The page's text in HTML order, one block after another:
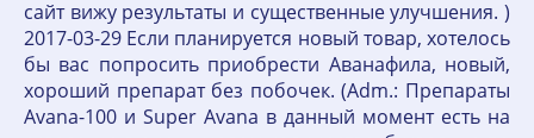
сайт вижу результаты и существенные улучшения. )
2017-03-29 Если планируется новый товар, хотелось
бы вас попросить приобрести Аванафила, новый,
хороший препарат без побочек. (Adm.: Препараты
Avana-100 и Super Avana в данный момент есть на